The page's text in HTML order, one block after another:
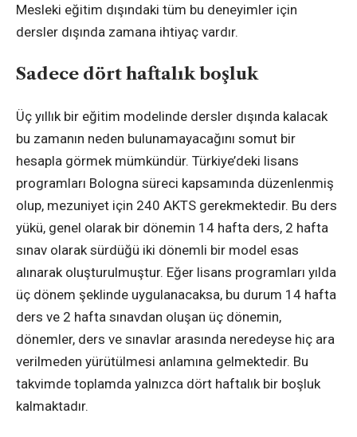
Mesleki eğitim dışındaki tüm bu deneyimler için
dersler dışında zamana ihtiyaç vardır.
Sadece dört haftalık boşluk
Üç yıllık bir eğitim modelinde dersler dışında kalacak
bu zamanın neden bulunamayacağını somut bir
hesapla görmek mümkündür. Türkiye’deki lisans
programları Bologna süreci kapsamında düzenlenmiş
olup, mezuniyet için 240 AKTS gerekmektedir. Bu ders
yükü, genel olarak bir dönemin 14 hafta ders, 2 hafta
sınav olarak sürdüğü iki dönemli bir model esas
alınarak oluşturulmuştur. Eğer lisans programları yılda
üç dönem şeklinde uygulanacaksa, bu durum 14 hafta
ders ve 2 hafta sınavdan oluşan üç dönemin,
dönemler, ders ve sınavlar arasında neredeyse hiç ara
verilmeden yürütülmesi anlamına gelmektedir. Bu
takvimde toplamda yalnızca dört haftalık bir boşluk
kalmaktadır.